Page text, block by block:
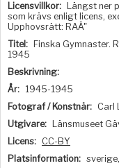
Licensvillkor:
Längst ner
som krävs enligt licens,
Upphovsrätt: RAÄ"
Titel:
Finska Gymnaster.
1945
Beskrivning:
År: 1945-1945
Fotograf / Konstnär: Carl
Utgivare:
Länsmuseet
Licens: CC-BY
Platsinformation: